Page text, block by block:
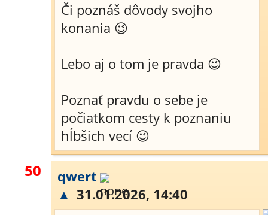
Či poznáš dôvody svojho
konania 😉
Lebo aj o tom je pravda 😉
Poznať pravdu o sebe je
počiatkom cesty k poznaniu
hĺbšich vecí 😉
50
qwert
▲ 31.01.2026, 14:40